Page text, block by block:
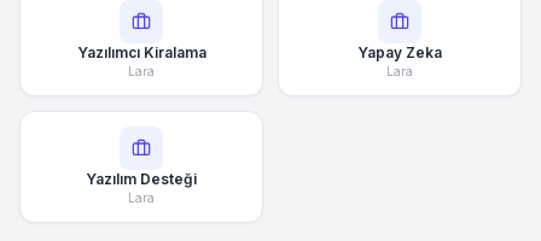
Yazılımcı Kiralama
Lara
Yapay Zeka
Lara
Yazılım Desteği
Lara